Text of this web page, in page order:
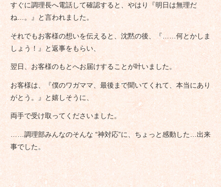
すぐに調理長へ電話して確認すると、やはり『明日は無理だ
ね…。』と言われました。
それでもお客様の想いを伝えると、沈黙の後、『……何とかしま
しょう！』と返事をもらい、
翌日、お客様のもとへお届けすることが叶いました。
お客様は、『僕のワガママ、最後まで聞いてくれて、本当にあり
がとう。』と嬉しそうに、
両手で受け取ってくださいました。
……調理部みんなのそんな “神対応”に、ちょっと感動した…出来
事でした。